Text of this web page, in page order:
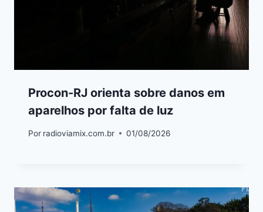
Procon-RJ orienta sobre danos em
aparelhos por falta de luz
Por radioviamix.com.br 01/08/2026